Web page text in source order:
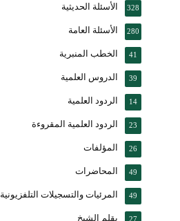
الأسئلة الحديثية 328
الأسئلة العامة 280
الخطب المنبرية 41
الدروس العلمية 39
الردود العلمية 14
الردود العلمية المقروءة 23
المؤلفات 26
المحاضرات 49
المرئيات والتسجيلات التلفزيونية 49
بقلم الشيخ 27